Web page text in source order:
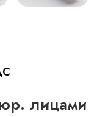
лицами